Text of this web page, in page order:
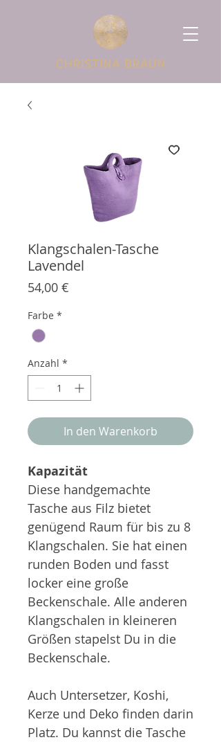
Klangschalen-Tasche
Lavendel
54,00 €
Farbe *
Anzahl *
In den Warenkorb
Kapazität
Diese handgemachte
Tasche aus Filz bietet
genügend Raum für bis zu 8
Klangschalen. Sie hat einen
runden Boden und fasst
locker eine große
Beckenschale. Alle anderen
Klangschalen in kleineren
Größen stapelst Du in die
Beckenschale.
Auch Untersetzer, Koshi,
Kerze und Deko finden darin
Platz. Du kannst die Tasche